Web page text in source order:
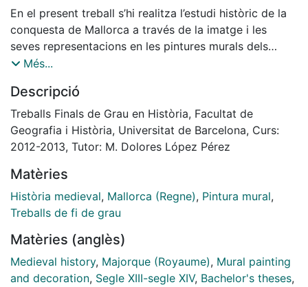
En el present treball s’hi realitza l’estudi històric de la
conquesta de Mallorca a través de la imatge i les
seves representacions en les pintures murals dels
segles XIII i XIV.
Més...
Descripció
Treballs Finals de Grau en Història, Facultat de
Geografia i Història, Universitat de Barcelona, Curs:
2012-2013, Tutor: M. Dolores López Pérez
Matèries
Història medieval, Mallorca (Regne), Pintura mural,
Treballs de fi de grau
Matèries (anglès)
Medieval history, Majorque (Royaume), Mural painting
and decoration, Segle XIII-segle XIV, Bachelor's theses,